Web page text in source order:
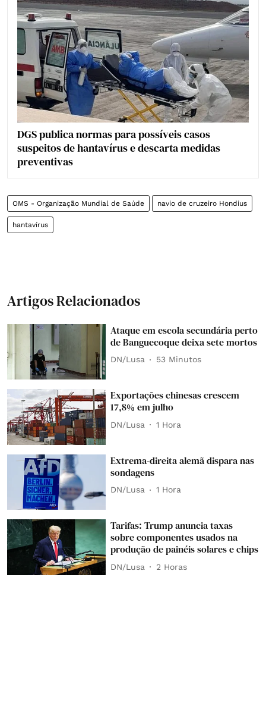
DGS publica normas para possíveis casos
suspeitos de hantavírus e descarta medidas
preventivas
OMS - Organização Mundial de Saúde navio de cruzeiro Hondius
hantavírus
Artigos Relacionados
Ataque em escola secundária perto
de Banguecoque deixa sete mortos
DN/Lusa 53 Minutos
Exportações chinesas crescem
17,8% em julho
DN/Lusa 1 Hora
Extrema-direita alemã dispara nas
sondagens
DN/Lusa 1 Hora
Tarifas: Trump anuncia taxas
sobre componentes usados na
produção de painéis solares e chips
DN/Lusa 2 Horas